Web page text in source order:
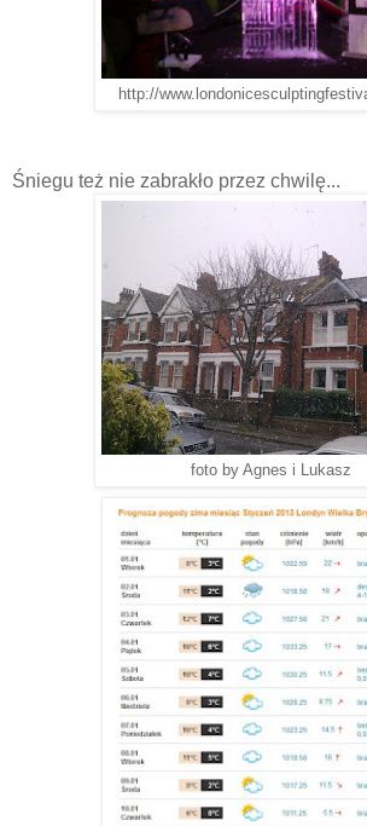
http://
Śniegu też nie zabrakło przez chwilę...
foto by Agnes i Lukasz